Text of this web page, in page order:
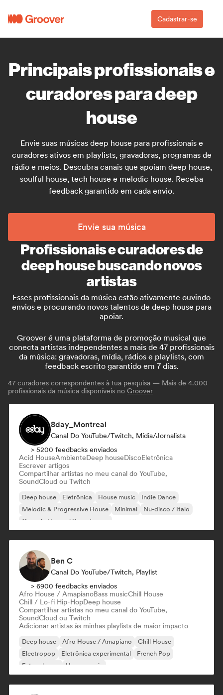
Cadastrar-se
Principais profissionais e
curadores para deep
house
Envie suas músicas deep house para profissionais e
curadores ativos em playlists, gravadoras, programas de
rádio e meios. Descubra canais que apoiam deep house,
soulful house, tech house e melodic house. Receba
feedback garantido em cada envio.
Envie sua música
Profissionais e curadores de
deep house buscando novos
artistas
Esses profissionais da música estão ativamente ouvindo
envios e procurando novos talentos de deep house para
apoiar.
Groover é uma plataforma de promoção musical que
conecta artistas independentes a mais de 47 profissionais
da música: gravadoras, mídia, rádios e playlists, com
feedback escrito garantido em 7 dias.
47 curadores correspondentes à tua pesquisa — Mais de 4.000
profissionais da música disponíveis no Groover
8day_Montreal
Canal Do YouTube/Twitch, Mídia/Jornalista
> 5200 feedbacks enviados
Acid HouseAmbienteDeep houseDiscoEletrônica
Escrever artigos
Compartilhar artistas no meu canal do YouTube,
SoundCloud ou Twitch
Deep house Eletrônica House music
Indie Dance
Melodic & Progressive House
Minimal
Nu-disco / Italo
Organic House / Downtempo
Ben C
Canal Do YouTube/Twitch, Playlist
> 6900 feedbacks enviados
Afro House / AmapianoBass musicChill House
Chill / Lo-fi Hip-HopDeep house
Compartilhar artistas no meu canal do YouTube,
SoundCloud ou Twitch
Adicionar artistas às minhas playlists de maior impacto
Deep house Afro House / Amapiano
Chill House
Electropop
Eletrônica experimental
French Pop
Future house
House music